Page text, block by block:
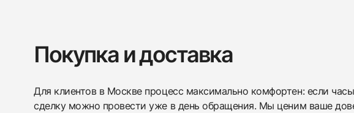
Покупка и доставка
Для клиентов в Москве процесс максимально комфортен: если
сделку можно провести уже в день обращения. Мы ценим ваше